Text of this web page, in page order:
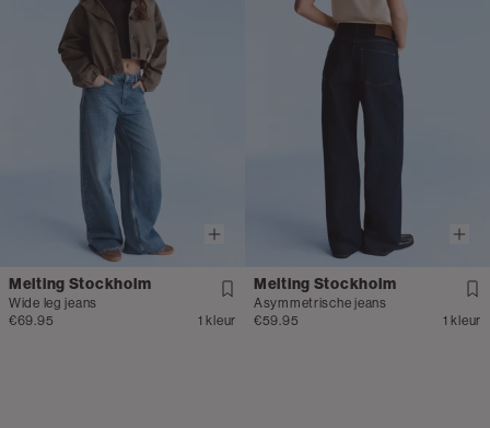
Melting Stockholm
Wide leg jeans
€69.95
1 kleur
Melting Stockholm
Asymmetrische jeans
€59.95
1 kleur